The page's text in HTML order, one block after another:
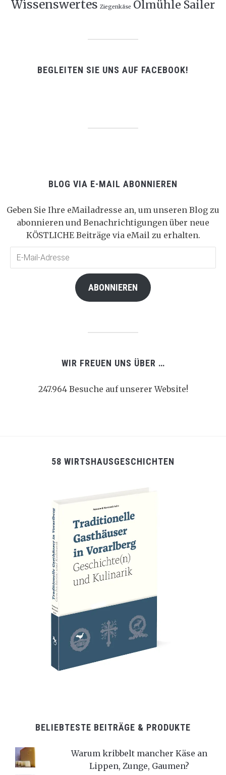
Wissenswertes Ziegenkäse Ölmühle Sailer
BEGLEITEN SIE UNS AUF FACEBOOK!
BLOG VIA E-MAIL ABONNIEREN
Geben Sie Ihre eMailadresse an, um unseren Blog zu
abonnieren und Benachrichtigungen über neue
KÖSTLICHE Beiträge via eMail zu erhalten.
ABONNIEREN
WIR FREUEN UNS ÜBER …
247.964 Besuche auf unserer Website!
58 WIRTSHAUSGESCHICHTEN
BELIEBTESTE BEITRÄGE & PRODUKTE
Warum kribbelt mancher Käse an
Lippen, Zunge, Gaumen?